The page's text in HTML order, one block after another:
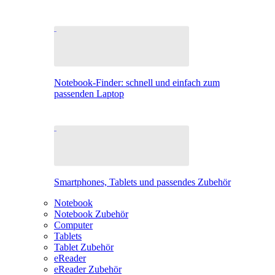
Notebook-Finder: schnell und einfach zum
passenden Laptop
Smartphones, Tablets und passendes Zubehör
Notebook
Notebook Zubehör
Computer
Tablets
Tablet Zubehör
eReader
eReader Zubehör